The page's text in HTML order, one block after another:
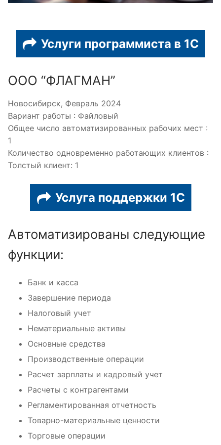
Услуги программиста в 1С
ООО “ФЛАГМАН”
Новосибирск, Февраль 2024
Вариант работы : Файловый
Общее число автоматизированных рабочих мест :
1
Количество одновременно работающих клиентов :
Толстый клиент: 1
Услуга поддержки 1С
Автоматизированы следующие
функции:
Банк и касса
Завершение периода
Налоговый учет
Нематериальные активы
Основные средства
Производственные операции
Расчет зарплаты и кадровый учет
Расчеты с контрагентами
Регламентированная отчетность
Товарно-материальные ценности
Торговые операции